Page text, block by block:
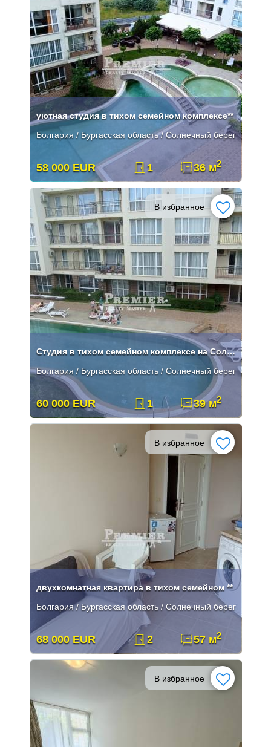
уютная студия в тихом семейном комплексе**
Болгария / Бургасская область / Солнечный берег
58 000 EUR 1 36 м2
В избранное
Студия в тихом семейном комплексе на Солнечном Берегу
Болгария / Бургасская область / Солнечный берег
60 000 EUR 1 39 м2
В избранное
двухкомнатная квартира в тихом семейном **
Болгария / Бургасская область / Солнечный берег
68 000 EUR 2 57 м2
В избранное